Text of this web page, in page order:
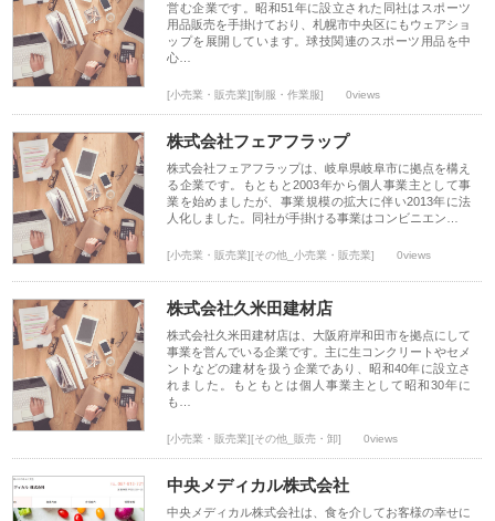
営む企業です。昭和51年に設立された同社はスポーツ
用品販売を手掛けており、札幌市中央区にもウェアショ
ップを展開しています。球技関連のスポーツ用品を中
心…
[小売業・販売業][制服・作業服] 0views
株式会社フェアフラップ
株式会社フェアフラップは、岐阜県岐阜市に拠点を構え
る企業です。もともと2003年から個人事業主として事
業を始めましたが、事業規模の拡大に伴い2013年に法
人化しました。同社が手掛ける事業はコンビニエン…
[小売業・販売業][その他_小売業・販売業] 0views
株式会社久米田建材店
株式会社久米田建材店は、大阪府岸和田市を拠点にして
事業を営んでいる企業です。主に生コンクリートやセメ
ントなどの建材を扱う企業であり、昭和40年に設立さ
れました。もともとは個人事業主として昭和30年に
も…
[小売業・販売業][その他_販売・卸] 0views
中央メディカル株式会社
中央メディカル株式会社は、食を介してお客様の幸せに